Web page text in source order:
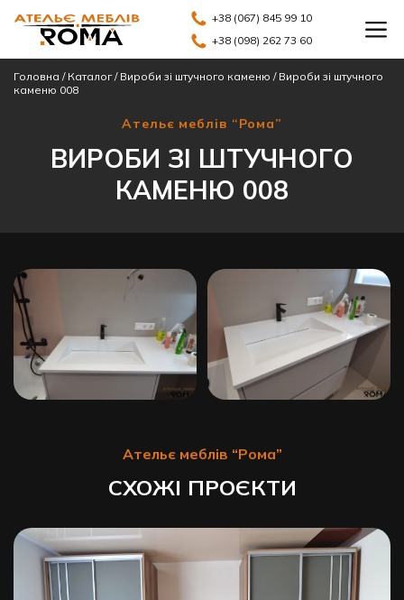
+38 (067) 845 99 10
+38 (098) 262 73 60
Головна / Каталог/ Вироби зі штучного каменю / Вироби зі штучного
каменю 008
Ательє меблів “Рома”
ВИРОБИ ЗІ ШТУЧНОГО
КАМЕНЮ 008
Ательє меблів “Рома”
СХОЖІ ПРОЄКТИ